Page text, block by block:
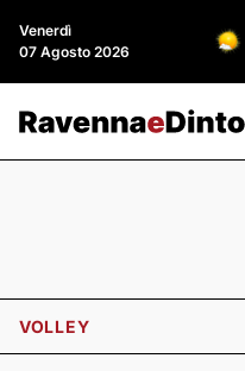
Venerdì
07 Agosto 2026
VOLLEY